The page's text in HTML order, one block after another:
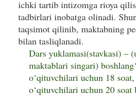
ichki tartib intizomga rioya
tadbirlari inobatga olinadi.
taqsimot qilinib, maktabning
bilan tasliqlanadi.
Dars yuklamasi(stavkasi) –
maktablari singari)
o‘qituvchilari uchun 18
o‘qituvchilari uchun 20 soat